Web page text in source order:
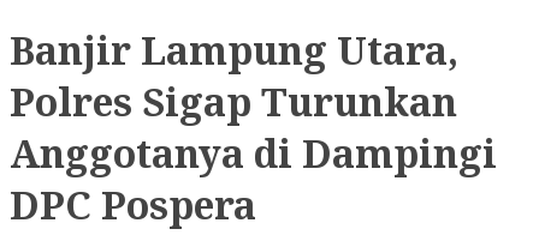
Banjir Lampung Utara,
Polres Sigap Turunkan
Anggotanya di Dampingi
DPC Pospera